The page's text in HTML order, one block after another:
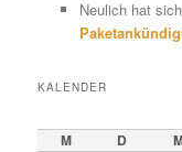
Neulich hat
KALENDER
M D